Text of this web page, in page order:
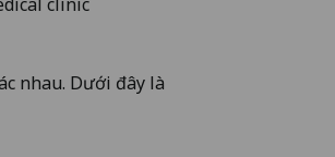
nhau. Dưới đây là